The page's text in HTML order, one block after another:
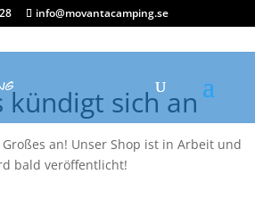
info@movantacamping.se
kündigt sich an
an! Unser Shop ist in Arbeit und
bald veröffentlicht!